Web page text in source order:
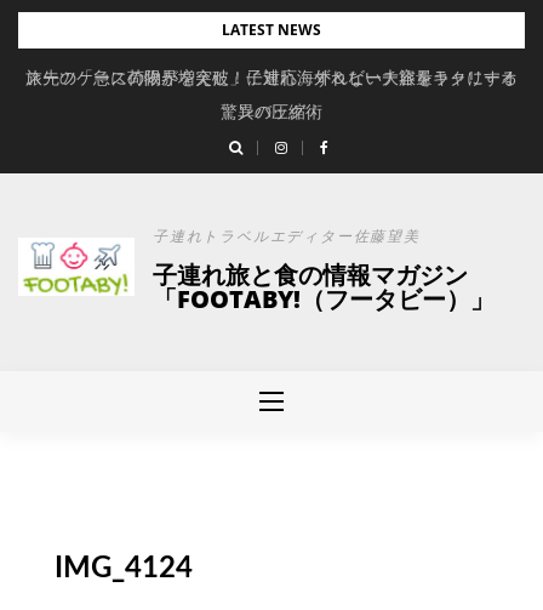
Skip
content
LATEST NEWS
旅先の「急に荷物が増えた」に対応。ずれない大容量キャリーオ
ンバッグ
スーツケースの限界を突破！子連れ海外＆ビーチ旅をラクにする
驚異の圧縮術
子連れトラベルエディター佐藤望美
子連れ旅と食の情報マガジン
「FOOTABY!（フータビー）」
IMG_4124